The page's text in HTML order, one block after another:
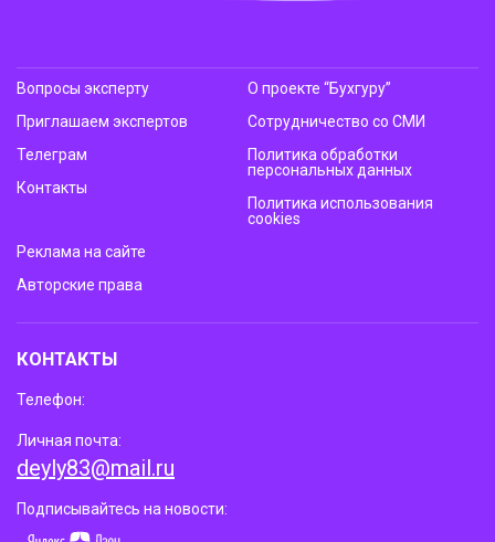
Вопросы эксперту
Приглашаем экспертов
Телеграм
Контакты
О проекте “Бухгуру”
Сотрудничество со СМИ
Политика обработки
персональных данных
Политика использования
cookies
Реклама на сайте
Авторские права
КОНТАКТЫ
Телефон:
Личная почта:
deyly83@mail.ru
Подписывайтесь на новости: